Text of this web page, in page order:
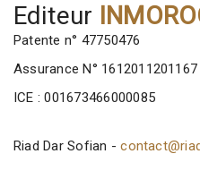
Editeur
Patente n° 47750476
Assurance N° 1612011201167
ICE : 001673466000085
Riad Dar Sofian -